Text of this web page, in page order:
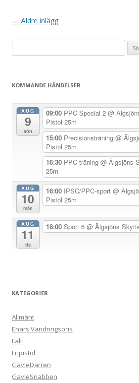
I
g
s
i
← Äldre inlägg
efter:
KOMMANDE HÄNDELSER
AUG
9
sön
09:00 PPC Special 2 @
Pistol 25m
15:00 Precisionsträning @
Pistol 25m
16:30 PPC-träning @ Älgsjöns
25m
AUG
10
mån
16:00 IPSC/PPC-sport @
Pistol 25m
AUG
11
tis
18:00 Sport 6 @ Älgsjöns
KATEGORIER
Allmänt
Enars Vandringspris
Fält
Fripistol
GävleDarren
GävleSnabben